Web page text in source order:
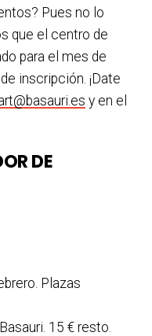
Pues no lo
que el centro de
para el mes de
inscripción. ¡Date
y en el
DE
Plazas
15 € resto.